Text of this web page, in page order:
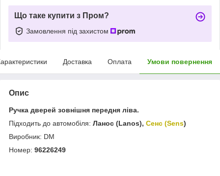
Що таке купити з Пром?
Замовлення під захистом
Доставка Оплата Умови повернення
Опис
Ручка дверей зовнішня передня ліва.
Підходить до автомобіля: Ланос (Lanos), Сенс (Sens)
Виробник: DM
Номер: 96226249